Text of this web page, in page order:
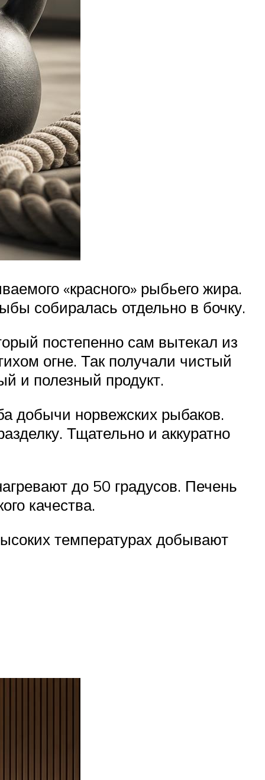
«красного» рыбьего жира.
собиралась отдельно в бочку.
постепенно сам вытекал из
огне. Так получали чистый
и полезный продукт.
добычи норвежских рыбаков.
Тщательно и аккуратно
до 50 градусов. Печень
качества.
температурах добывают